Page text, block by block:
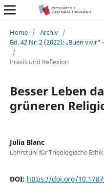
Home / Archiv /
Bd. 42 Nr. 2 (2022): „Buen
/
Praxis und Reflexion
Besser Leben
grüneren
Julia Blanc
Lehrstuhl für Theologische
DOI: https://doi.org/